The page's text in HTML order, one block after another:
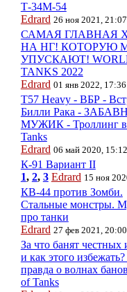
Т-34М-54
Edrard 26 ноя 2021, 21:07
САМАЯ ГЛАВНАЯ
НА НГ! КОТОРУЮ
УПУСКАЮТ!
TANKS 2022
Edrard 01 янв 2022, 17:36
T57 Heavy - ВБР -
Билли Рака -
МУЖИК - Троллинг в
Tanks
Edrard 06 май 2020, 15:12
К-91 Вариант II
1, 2, 3 Edrard 15 ноя
КВ-44 против Зомби.
Стальные монстры.
про танки
Edrard 27 фев 2021, 20:00
За что банят честных
и как этого
правда о волнах
of Tanks